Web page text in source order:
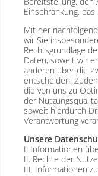
Einschränkung,
Mit der
wir Sie
Rechtsgrundlage
Daten, soweit wir
anderen über die
entscheiden.
die von uns zu
der
soweit hierdurch
Verantwortung
Unsere
I. Informationen
II. Rechte der
III. Informationen